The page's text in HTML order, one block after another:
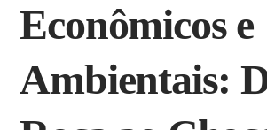
Econômicos e
Ambientais: